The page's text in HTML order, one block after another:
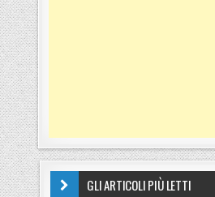
GLI ARTICOLI PIÙ LETTI